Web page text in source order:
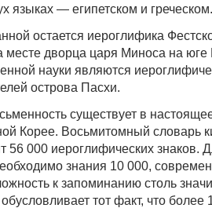
языках — египетском и греческом.
остается иероглифика
месте дворца царя Миноса на юге
науки являются
острова Пасхи.
существует в
Корее. Восьмитомный словарь
56 000 иероглифических знаков.
знания 10 000,
к запоминанию столь
тот факт, что более